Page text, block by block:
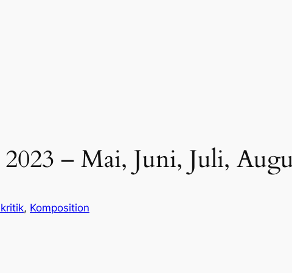
– Mai, Juni, Juli,
, Komposition